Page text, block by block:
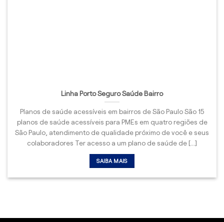
Linha Porto Seguro Saúde Bairro
Planos de saúde acessíveis em bairros de São Paulo São 15
planos de saúde acessíveis para PMEs em quatro regiões de
São Paulo, atendimento de qualidade próximo de você e seus
colaboradores Ter acesso a um plano de saúde de [...]
SAIBA MAIS